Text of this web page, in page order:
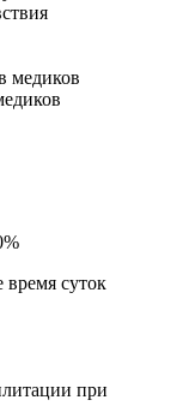
время суток
при